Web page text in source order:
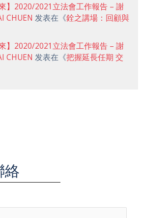
】2020/2021立法會工作報告 – 謝
CHUEN 发表在《銓之講場：回顧與
】2020/2021立法會工作報告 – 謝
CHUEN 发表在《把握延長任期 交
絡